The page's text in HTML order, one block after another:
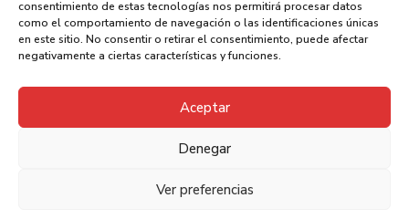
consentimiento de estas tecnologías nos permitirá procesar datos
como el comportamiento de navegación o las identificaciones únicas
en este sitio. No consentir o retirar el consentimiento, puede afectar
negativamente a ciertas características y funciones.
Aceptar
Denegar
Ver preferencias
POLÍTICA DE PRIVACIDAD
POLÍTICA DE COOKIES
Fundación GoodJob - 2026 - Trabajamos por la
y en riesgo de exclusión social